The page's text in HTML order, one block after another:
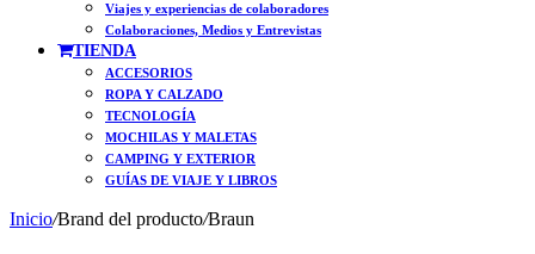
Viajes y experiencias de colaboradores
Colaboraciones, Medios y Entrevistas
TIENDA
ACCESORIOS
ROPA Y CALZADO
TECNOLOGÍA
MOCHILAS Y MALETAS
CAMPING Y EXTERIOR
GUÍAS DE VIAJE Y LIBROS
Inicio/Brand del producto/Braun